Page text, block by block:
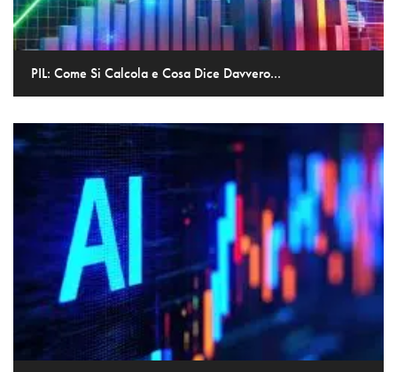
PIL: Come Si Calcola e Cosa Dice Davvero...